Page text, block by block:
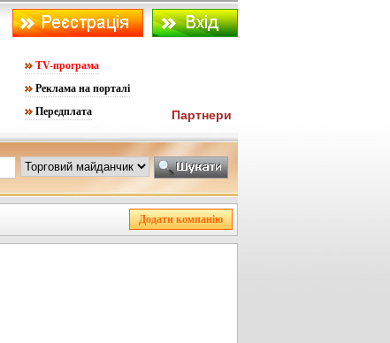
TV-програма
Реклама на порталі
Передплата
Партнери